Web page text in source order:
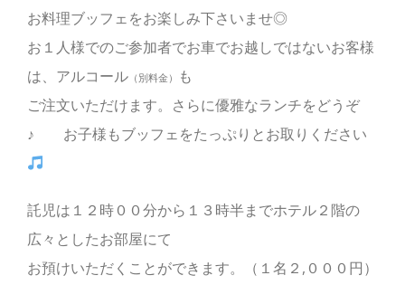
お料理ブッフェをお楽しみ下さいませ◎
お１人様でのご参加者でお車でお越しではないお客様
は、アルコール （別料金）
も
ご注文いただけます。さらに優雅なランチをどうぞ
♪ お子様もブッフェをたっぷりとお取りください
託児は１２時００分から１３時半までホテル２階の
広々としたお部屋にて
お預けいただくことができます。（１名２,０００円）